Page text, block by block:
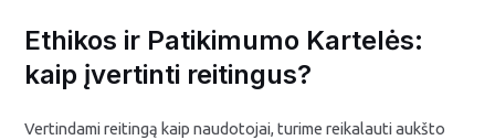
Ethikos ir Patikimumo Kartelės:
kaip įvertinti reitingus?
Vertindami reitingą kaip naudotojai, turime reikalauti aukšto